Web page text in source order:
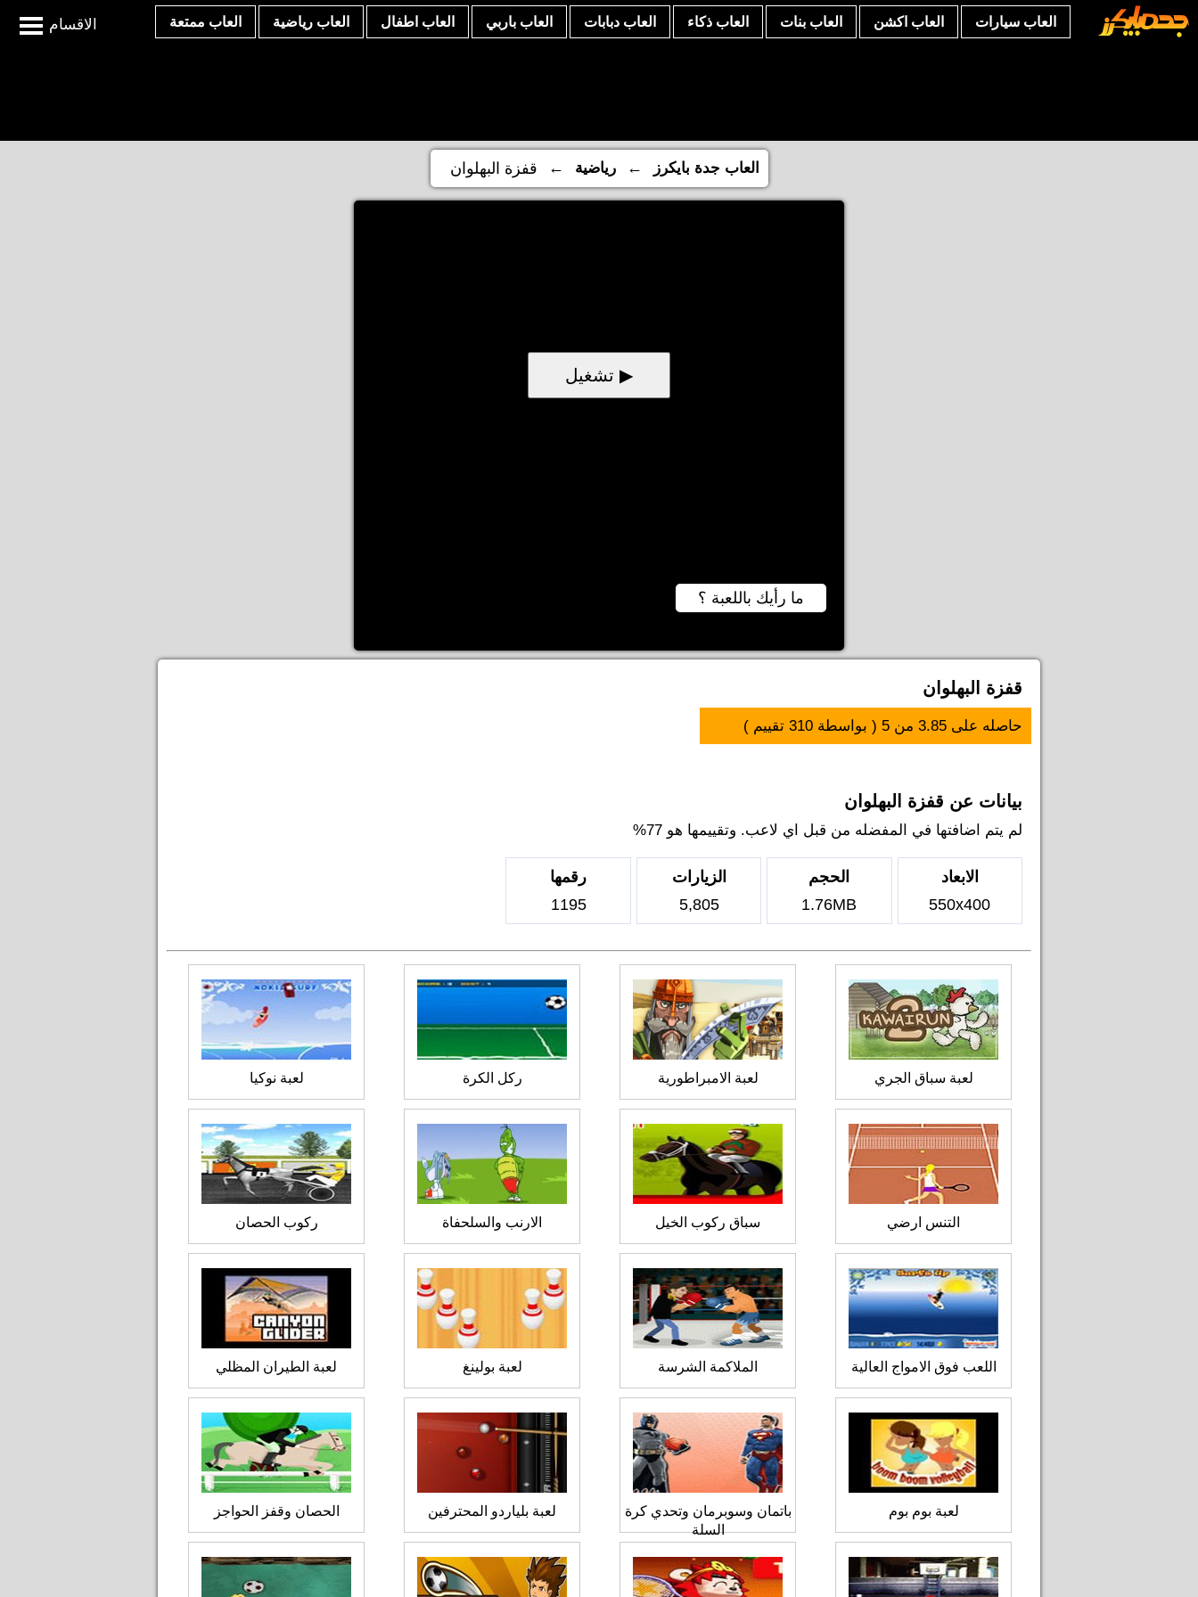
الاقسام العاب سيارات العاب اكشن العاب بنات العاب ذكاء العاب دبابات العاب باربي العاب اطفال العاب رياضية العاب ممتعة
العاب جدة بايكرز ← رياضية ← قفزة البهلوان
▶ تشغيل
ما رأيك باللعبة ؟
قفزة البهلوان
حاصله على 3.85 من 5 ( بواسطة 310 تقييم )
بيانات عن قفزة البهلوان
لم يتم اضافتها في المفضله من قبل اي لاعب. وتقييمها هو 77%
الابعاد
550x400
الحجم
1.76MB
الزيارات
5,805
رقمها
1195
لعبة سباق الجري لعبة الامبراطورية ركل الكرة لعبة نوكيا
التنس ارضي سباق ركوب الخيل الارنب والسلحفاة ركوب الحصان
اللعب فوق الامواج العالية الملاكمة الشرسة لعبة بولينغ لعبة الطيران المظلي
لعبة بوم بوم
باتمان وسوبرمان وتحدي كرة
السلة
لعبة بلياردو المحترفين الحصان وقفز الحواجز